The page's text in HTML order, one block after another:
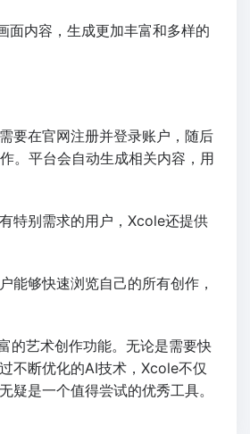
面内容，生成更加丰富和多样的
要在官网注册并登录账户，随后
。平台会自动生成相关内容，用
特别需求的用户，Xcole还提供
能够快速浏览自己的所有创作，
的艺术创作功能。无论是需要快
不断优化的AI技术，Xcole不仅
是一个值得尝试的优秀工具。